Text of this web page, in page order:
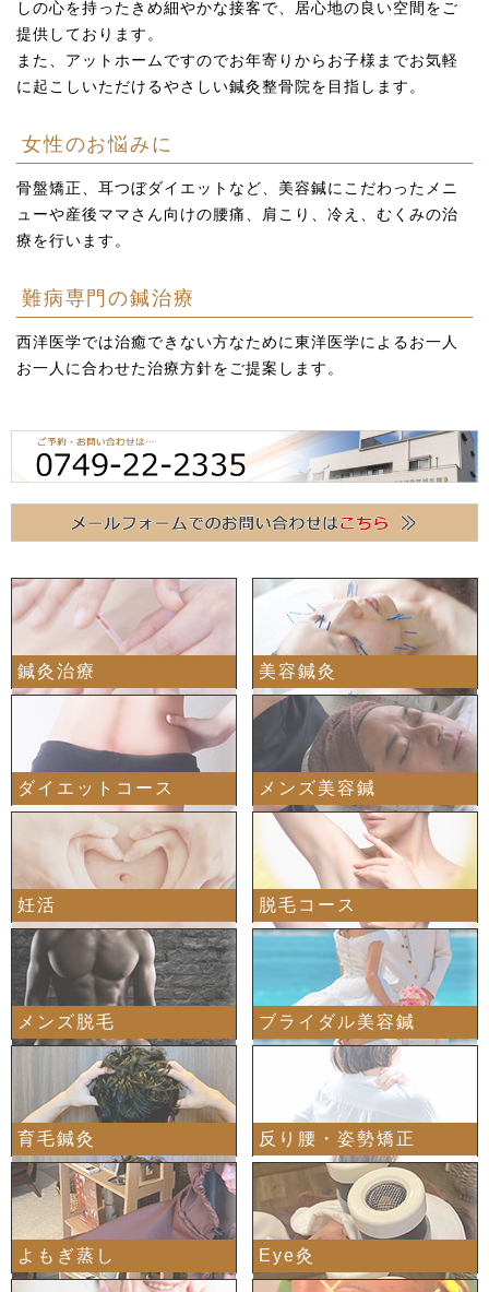
しの心を持ったきめ細やかな接客で、居心地の良い空間をご
提供しております。
また、アットホームですのでお年寄りからお子様までお気軽
に起こしいただけるやさしい鍼灸整骨院を目指します。
女性のお悩みに
骨盤矯正、耳つぼダイエットなど、美容鍼にこだわったメニ
ューや産後ママさん向けの腰痛、肩こり、冷え、むくみの治
療を行います。
難病専門の鍼治療
西洋医学では治癒できない方なために東洋医学によるお一人
お一人に合わせた治療方針をご提案します。
鍼灸治療 美容鍼灸
ダイエットコース メンズ美容鍼
妊活 脱毛コース
メンズ脱毛 ブライダル美容鍼
育毛鍼灸 反り腰・姿勢矯正
よもぎ蒸し Eye灸